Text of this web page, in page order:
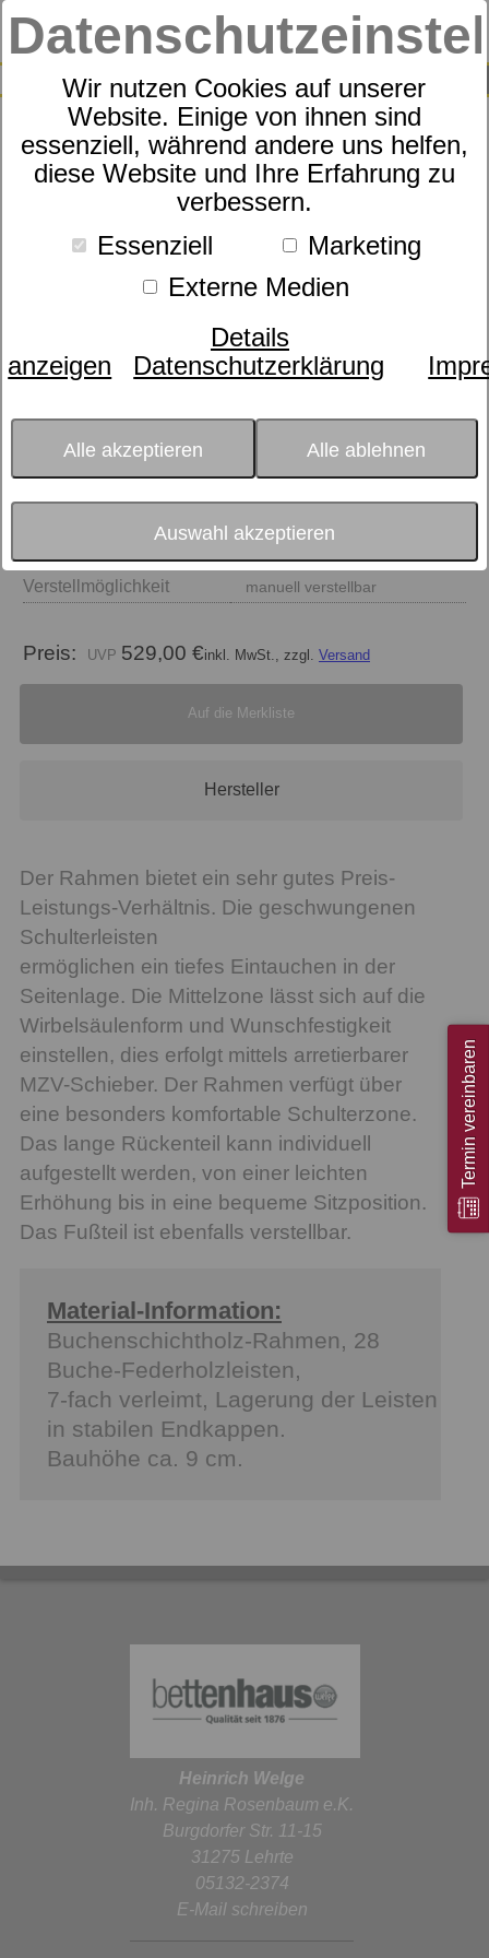
Wir nutzen Cookies auf unserer
Website. Einige von ihnen sind
essenziell, während andere uns helfen,
diese Website und Ihre Erfahrung zu
verbessern.
Essenziell
Marketing
Externe Medien
Details
anzeigen
Datenschutzerklärung
Alle akzeptieren Alle ablehnen
Auswahl akzeptieren
SUCHE
0
Rahmen Sympathica Vision
Verstellmöglichkeit
manuell verstellbar
Preis: 529,00 €inkl. MwSt., zzgl. Versand
Auf die Merkliste
Hersteller
Der Rahmen bietet ein sehr gutes Preis-
Leistungs-Verhältnis. Die geschwungenen
Schulterleisten
ermöglichen ein tiefes Eintauchen in der
Seitenlage. Die Mittelzone lässt sich auf die
Wirbelsäulenform und Wunschfestigkeit
einstellen, dies erfolgt mittels arretierbarer
MZV-Schieber. Der Rahmen verfügt über
eine besonders komfortable Schulterzone.
Das lange Rückenteil kann individuell
aufgestellt werden, von einer leichten
Erhöhung bis in eine bequeme Sitzposition.
Das Fußteil ist ebenfalls verstellbar.
Material-Information:
Buchenschichtholz-Rahmen, 28
Buche-Federholzleisten,
7-fach verleimt, Lagerung der Leisten
in stabilen Endkappen.
Bauhöhe ca. 9 cm.
Heinrich Welge
Inh. Regina Rosenbaum e.K.
Burgdorfer Str. 11-15
31275 Lehrte
05132-2374
E-Mail schreiben
Termin vereinbaren